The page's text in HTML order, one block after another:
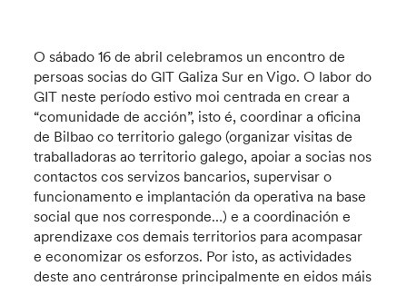
O sábado 16 de abril celebramos un encontro de
persoas socias do GIT Galiza Sur en Vigo. O labor do
GIT neste período estivo moi centrada en crear a
“comunidade de acción”, isto é, coordinar a oficina
de Bilbao co territorio galego (organizar visitas de
traballadoras ao territorio galego, apoiar a socias nos
contactos cos servizos bancarios, supervisar o
funcionamento e implantación da operativa na base
social que nos corresponde…) e a coordinación e
aprendizaxe cos demais territorios para acompasar
e economizar os esforzos. Por isto, as actividades
deste ano centráronse principalmente en eidos máis